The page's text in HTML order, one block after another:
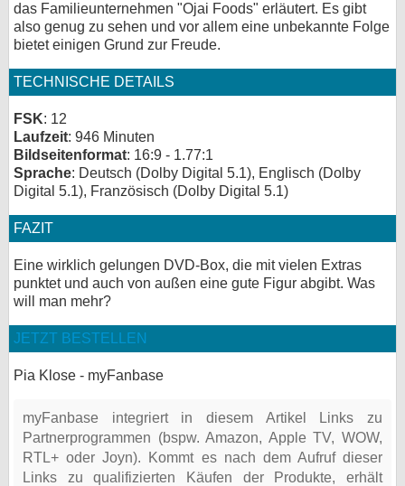
das Familieunternehmen "Ojai Foods" erläutert. Es gibt
also genug zu sehen und vor allem eine unbekannte Folge
bietet einigen Grund zur Freude.
TECHNISCHE DETAILS
FSK: 12
Laufzeit: 946 Minuten
Bildseitenformat: 16:9 - 1.77:1
Sprache: Deutsch (Dolby Digital 5.1), Englisch (Dolby
Digital 5.1), Französisch (Dolby Digital 5.1)
FAZIT
Eine wirklich gelungen DVD-Box, die mit vielen Extras
punktet und auch von außen eine gute Figur abgibt. Was
will man mehr?
JETZT BESTELLEN
Pia Klose - myFanbase
myFanbase integriert in diesem Artikel Links zu
Partnerprogrammen (bspw. Amazon, Apple TV, WOW,
RTL+ oder Joyn). Kommt es nach dem Aufruf dieser
Links zu qualifizierten Käufen der Produkte, erhält